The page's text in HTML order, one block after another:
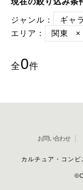
ジャンル：
ギャ
エリア：
関東 ×
全0件
お問い合わせ
カルチュア・コン